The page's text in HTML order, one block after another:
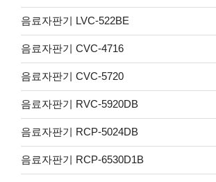
음료자판기 LVC-522BE
음료자판기 CVC-4716
음료자판기 CVC-5720
음료자판기 RVC-5920DB
음료자판기 RCP-5024DB
음료자판기 RCP-6530D1B